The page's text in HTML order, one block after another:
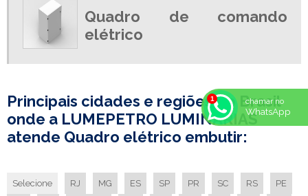
LUMINARIA EMBUTIR COM ALETAS
LUMINARIA HERMETICA 2X18
LUMINARIA HERMETICA PRECO
LUMINARIA IP65
LUMINARIA LED FABRICA
LUMINARIA SIMPLES
Quadro de comando
elétrico
Principais cidades e regiões do Brasil
onde a LUMEPETRO LUMINÁRIAS
atende Quadro elétrico embutir:
Selecione RJ MG ES SP PR SC RS PE
chamar no
WhatsApp